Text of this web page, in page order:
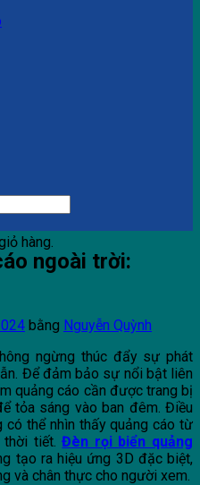
hàng.
ngoài trời:
bằng Nguyễn Quỳnh
ngừng thúc đẩy sự phát
Để đảm bảo sự nổi bật liên
quảng cáo cần được trang bị
tỏa sáng vào ban đêm. Điều
thể nhìn thấy quảng cáo từ
thời tiết.Đèn rọi biển quảng
tạo ra hiệu ứng 3D đặc biệt,
và chân thực cho người xem.